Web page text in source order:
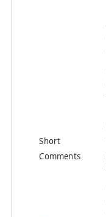
Short
Comments